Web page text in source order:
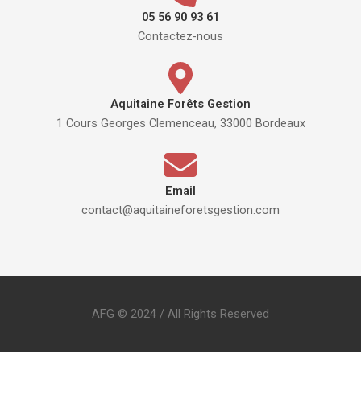
05 56 90 93 61
Contactez-nous
Aquitaine Forêts Gestion
1 Cours Georges Clemenceau, 33000 Bordeaux
Email
contact@aquitaineforetsgestion.com
AFG © 2024 / All Rights Reserved